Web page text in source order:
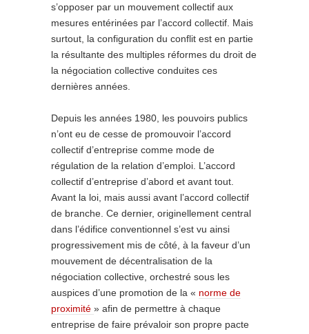
s’opposer par un mouvement collectif aux
mesures entérinées par l’accord collectif. Mais
surtout, la configuration du conflit est en partie
la résultante des multiples réformes du droit de
la négociation collective conduites ces
dernières années.
Depuis les années 1980, les pouvoirs publics
n’ont eu de cesse de promouvoir l’accord
collectif d’entreprise comme mode de
régulation de la relation d’emploi. L’accord
collectif d’entreprise d’abord et avant tout.
Avant la loi, mais aussi avant l’accord collectif
de branche. Ce dernier, originellement central
dans l’édifice conventionnel s’est vu ainsi
progressivement mis de côté, à la faveur d’un
mouvement de décentralisation de la
négociation collective, orchestré sous les
auspices d’une promotion de la « norme de
proximité » afin de permettre à chaque
entreprise de faire prévaloir son propre pacte